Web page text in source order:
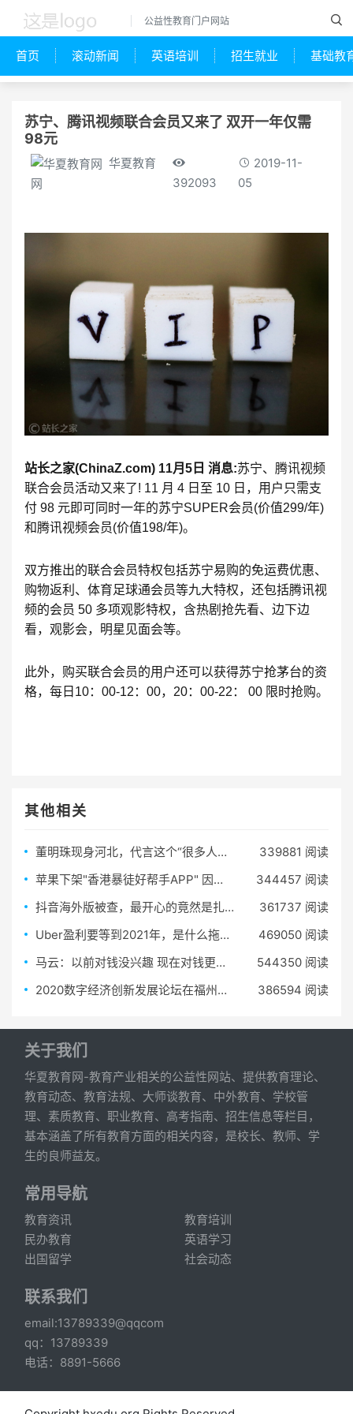
公益性教育门户网站
首页 滚动新闻 英语培训 招生就业 基础教
苏宁、腾讯视频联合会员又来了 双开一年仅需
98元
华夏教育
网
392093
2019-11-
05
站长之家(ChinaZ.com) 11月5日 消息:苏宁、腾讯视频
联合会员活动又来了! 11 月 4 日至 10 日，用户只需支
付 98 元即可同时一年的苏宁SUPER会员(价值299/年)
和腾讯视频会员(价值198/年)。
双方推出的联合会员特权包括苏宁易购的免运费优惠、
购物返利、体育足球通会员等九大特权，还包括腾讯视
频的会员 50 多项观影特权，含热剧抢先看、边下边
看，观影会，明星见面会等。
此外，购买联合会员的用户还可以获得苏宁抢茅台的资
格，每日10：00-12：00，20：00-22： 00 限时抢购。
其他相关
董明珠现身河北，代言这个“很多人还不知道的微店”！引爆全场
339881 阅读
苹果下架"香港暴徒好帮手APP" 因危害警察和居民
344457 阅读
抖音海外版被查，最开心的竟然是扎克伯格？
361737 阅读
Uber盈利要等到2021年，是什么拖累了共享经济？
469050 阅读
马云：以前对钱没兴趣 现在对钱更没兴趣
544350 阅读
2020数字经济创新发展论坛在福州召开
386594 阅读
关于我们
华夏教育网-教育产业相关的公益性网站、提供教育理论、
教育动态、教育法规、大师谈教育、中外教育、学校管
理、素质教育、职业教育、高考指南、招生信息等栏目，
基本涵盖了所有教育方面的相关内容，是校长、教师、学
生的良师益友。
常用导航
教育资讯
教育培训
民办教育
英语学习
出国留学
社会动态
联系我们
email:13789339@qqcom
qq：13789339
电话：8891-5666